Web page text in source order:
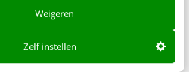
Weigeren
Zelf instellen
in de journalistiek te hebben
Cor Hospes over naar ‘de andere
Daar maakte…
· 11 jaar geleden